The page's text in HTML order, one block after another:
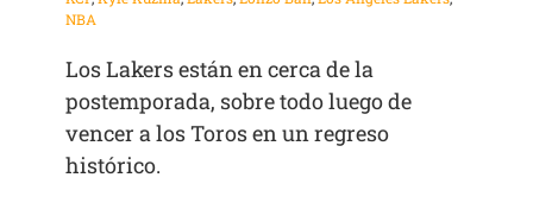
NBA
Los Lakers están en cerca de la
postemporada, sobre todo luego de
vencer a los Toros en un regreso
histórico.